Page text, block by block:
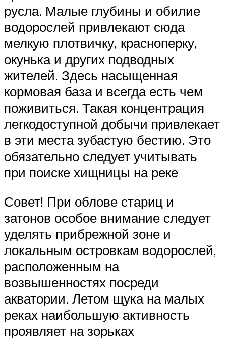
русла. Малые глубины и обилие
водорослей привлекают сюда
мелкую плотвичку, красноперку,
окунька и других подводных
жителей. Здесь насыщенная
кормовая база и всегда есть чем
поживиться. Такая концентрация
легкодоступной добычи привлекает
в эти места зубастую бестию. Это
обязательно следует учитывать
при поиске хищницы на реке
Совет! При облове стариц и
затонов особое внимание следует
уделять прибрежной зоне и
локальным островкам водорослей,
расположенным на
возвышенностях посреди
акватории. Летом щука на малых
реках наибольшую активность
проявляет на зорьках